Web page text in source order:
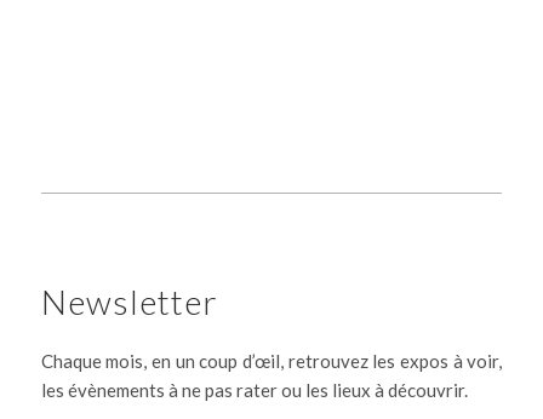
Newsletter
Chaque mois, en un coup d’œil, retrouvez les expos à voir,
les évènements à ne pas rater ou les lieux à découvrir.